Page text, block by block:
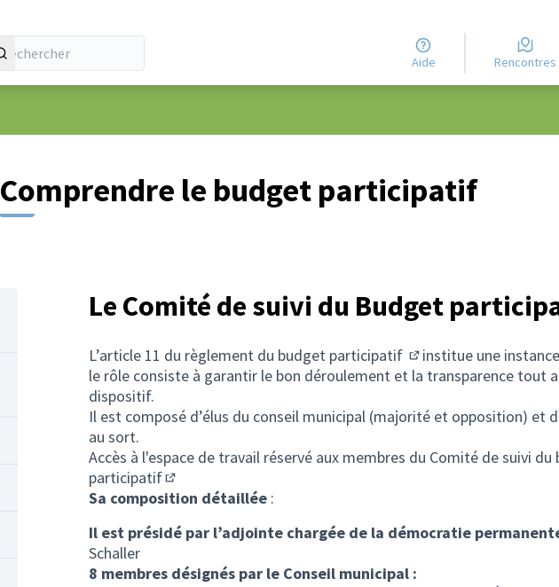
Aide Rencontres
Comprendre le budget participatif
Le Comité de suivi du Budget
L’article 11 du règlement du budget participatif
(S'ouvre dans un
institue une
le rôle consiste à garantir le bon déroulement et la transparence tout
dispositif.
Il est composé d’élus du conseil municipal (majorité et opposition) et
au sort.
Accès à l'espace de travail réservé aux membres du Comité de suivi du
participatif
(S'ouvre dans un nouvel onglet)
Sa composition détaillée :
Il est présidé par l’adjointe chargée de la démocratie
Schaller
8 membres désignés par le Conseil municipal :